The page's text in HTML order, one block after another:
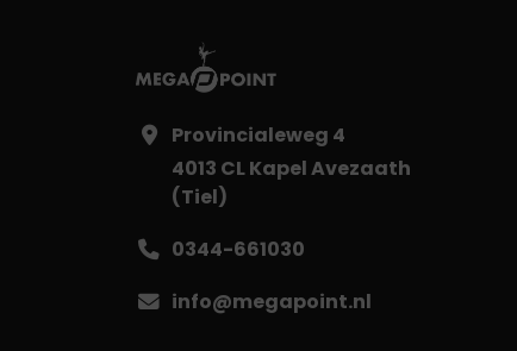
Provincialeweg 4
4013 CL Kapel Avezaath
(Tiel)
0344-661030
info@megapoint.nl